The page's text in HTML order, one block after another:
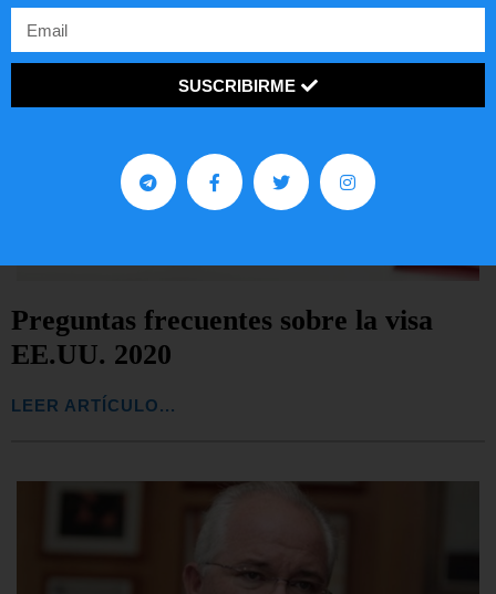
Preguntas frecuentes sobre la visa
EE.UU. 2020
LEER ARTÍCULO...
SUSCRIBIRME